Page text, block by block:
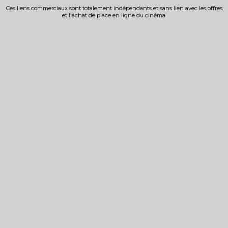
Ces liens commerciaux sont totalement indépendants et sans lien avec les offres
et l'achat de place en ligne du cinéma.